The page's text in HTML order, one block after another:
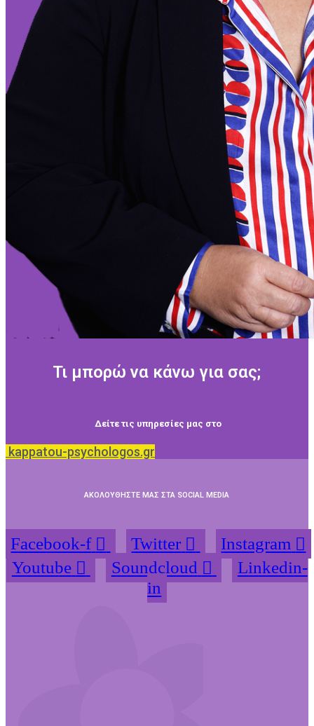
Τι μπορώ να κάνω για σας;
Δείτε τις υπηρεσίες μας στο
kappatou-psychologos.gr
ΑΚΟΛΟΥΘΗΣΤΕ ΜΑΣ ΣΤΑ SOCIAL MEDIA
Facebook-f Twitter
Instagram
Youtube
Soundcloud
Linkedin-
in